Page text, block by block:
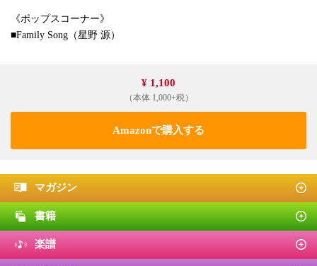
《ポップスコーナー》
■Family Song（星野 源）
¥ 1,100
（本体 1,000+税）
Amazonで購入する
マガジン
書籍
楽譜